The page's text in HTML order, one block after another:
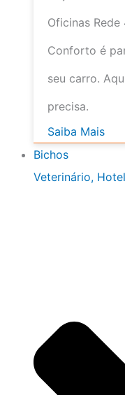
Oficinas Rede
Conforto é
seu carro.
precisa.
Saiba Mais
Bichos
Veterinário,